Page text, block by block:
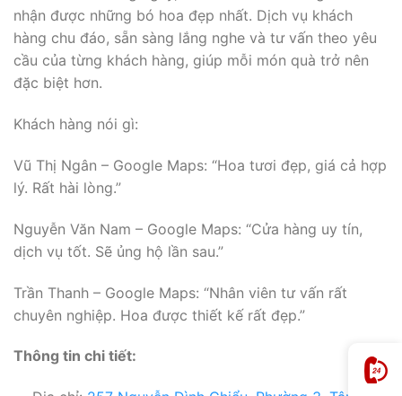
nhận được những bó hoa đẹp nhất. Dịch vụ khách
hàng chu đáo, sẵn sàng lắng nghe và tư vấn theo yêu
cầu của từng khách hàng, giúp mỗi món quà trở nên
đặc biệt hơn.
Khách hàng nói gì:
Vũ Thị Ngân – Google Maps: “Hoa tươi đẹp, giá cả hợp
lý. Rất hài lòng.”
Nguyễn Văn Nam – Google Maps: “Cửa hàng uy tín,
dịch vụ tốt. Sẽ ủng hộ lần sau.”
Trần Thanh – Google Maps: “Nhân viên tư vấn rất
chuyên nghiệp. Hoa được thiết kế rất đẹp.”
Thông tin chi tiết: